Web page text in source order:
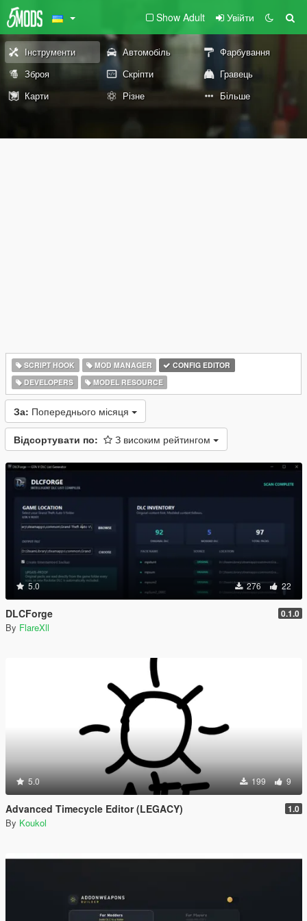
Show Adult Увійти
Інструменти Автомобіль
Фарбування
Зброя
Скріпти
Гравець
Карти
Різне Більше
SCRIPT HOOK MOD MANAGER
CONFIG EDITOR
DEVELOPERS
MODEL RESOURCE
За: Попереднього місяця
Відсортувати по: З високим рейтингом
5.0 276 22
DLCForge 0.1.0
By FlareXll
5.0 199 9
Advanced Timecycle Editor (LEGACY) 1.0
By Koukol